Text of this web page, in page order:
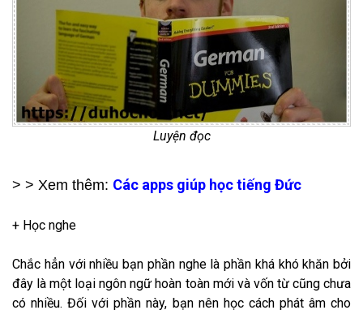
Luyện đọc​
> > Xem thêm: Các apps giúp học tiếng Đức
+ Học nghe
Chắc hẳn với nhiều bạn phần nghe là phần khá khó khăn bởi
đây là một loại ngôn ngữ hoàn toàn mới và vốn từ cũng chưa
có nhiều. Đối với phần này, bạn nên học cách phát âm cho